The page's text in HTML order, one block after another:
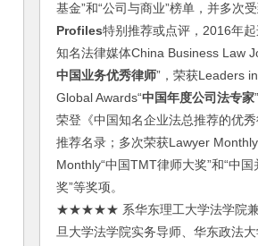
基金”和“公司与商业”榜单，并多次
Profiles特别推荐或点评，2016年
知名法律媒体China Business Law
中国业务优秀律师”，荣获Leaders
Global Awards“中国年度公司法专家
荣登《中国知名企业法总推荐的优秀
推荐名录；多次荣获Lawyer
Monthly“中国TMT律师大奖”和“中
奖”等奖项。
★★★★★ 系华东理工大学法学院兼
旦大学法学院实务导师、华东政法